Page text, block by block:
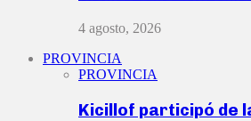
4 agosto, 2026
PROVINCIA
PROVINCIA
Kicillof participó de